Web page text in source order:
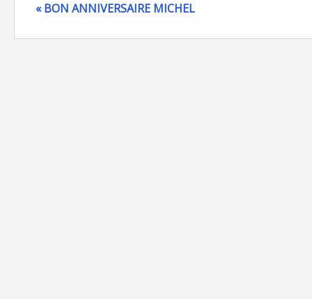
« BON ANNIVERSAIRE MICHEL